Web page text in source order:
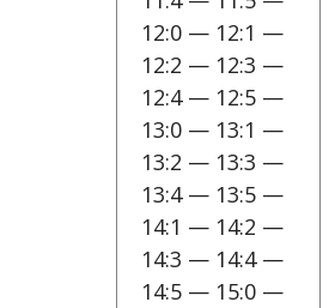
12:0 — 12:1 —
12:2 — 12:3 —
12:4 — 12:5 —
13:0 — 13:1 —
13:2 — 13:3 —
13:4 — 13:5 —
14:1 — 14:2 —
14:3 — 14:4 —
14:5 — 15:0 —